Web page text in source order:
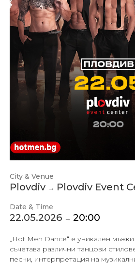
City & Venue
Plovdiv → Plovdiv Event
Date & Time
22.05.2026 → 20:00
„Hot Men Dance“ е уникален
съчетава различни танцови
песни, интерпретация на